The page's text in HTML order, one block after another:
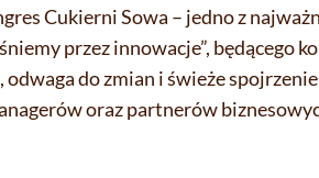
Cukierni Sowa – jedno z
przez innowacje”, będącego
do zmian i świeże
oraz partnerów